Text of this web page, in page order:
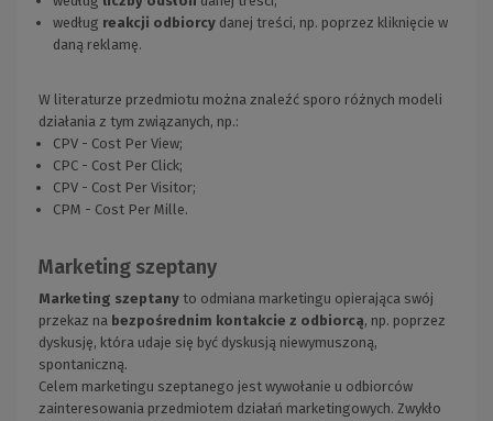
według reakcji odbiorcy danej treści, np. poprzez kliknięcie w
daną reklamę.
W literaturze przedmiotu można znaleźć sporo różnych modeli
działania z tym związanych, np.:
CPV - Cost Per View;
CPC - Cost Per Click;
CPV - Cost Per Visitor;
CPM - Cost Per Mille.
Marketing szeptany
Marketing szeptany to odmiana marketingu opierająca swój
przekaz na bezpośrednim kontakcie z odbiorcą, np. poprzez
dyskusję, która udaje się być dyskusją niewymuszoną,
spontaniczną.
Celem marketingu szeptanego jest wywołanie u odbiorców
zainteresowania przedmiotem działań marketingowych. Zwykło